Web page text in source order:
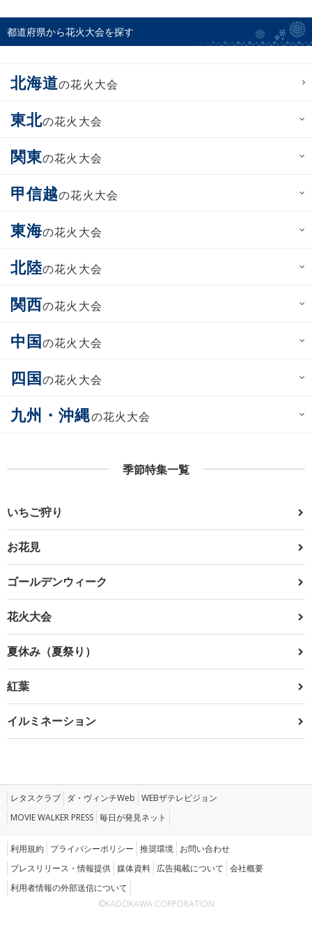
都道府県から花火大会を探す
北海道の花火大会
東北の花火大会
関東の花火大会
甲信越の花火大会
東海の花火大会
北陸の花火大会
関西の花火大会
中国の花火大会
四国の花火大会
九州・沖縄の花火大会
季節特集一覧
いちご狩り
お花見
ゴールデンウィーク
花火大会
夏休み（夏祭り）
紅葉
イルミネーション
レタスクラブ ダ・ヴィンチWeb WEBザテレビジョン
MOVIE WALKER PRESS 毎日が発見ネット
利用規約 プライバシーポリシー 推奨環境 お問い合わせ
プレスリリース・情報提供 媒体資料 広告掲載について 会社概要
利用者情報の外部送信について
©KADOKAWA CORPORATION